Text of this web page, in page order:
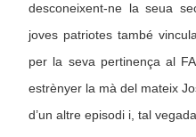
desconeixent-ne la seua
joves patriotes també
per la seva pertinença al
estrènyer la mà del mateix
d’un altre episodi i, tal